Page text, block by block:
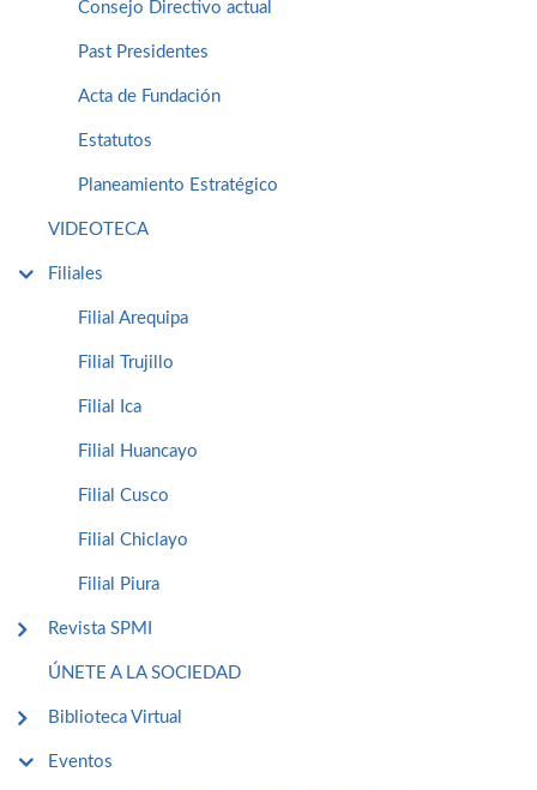
Consejo Directivo actual
Past Presidentes
Acta de Fundación
Estatutos
Planeamiento Estratégico
VIDEOTECA
Filiales
Filial Arequipa
Filial Trujillo
Filial Ica
Filial Huancayo
Filial Cusco
Filial Chiclayo
Filial Piura
Revista SPMI
ÚNETE A LA SOCIEDAD
Biblioteca Virtual
Eventos